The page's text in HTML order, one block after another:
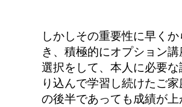
しかしその重要性に早く
き、積極的にオプション
選択をして、本人に必要な
り込んで学習し続けたご
の後半であっても成績が上